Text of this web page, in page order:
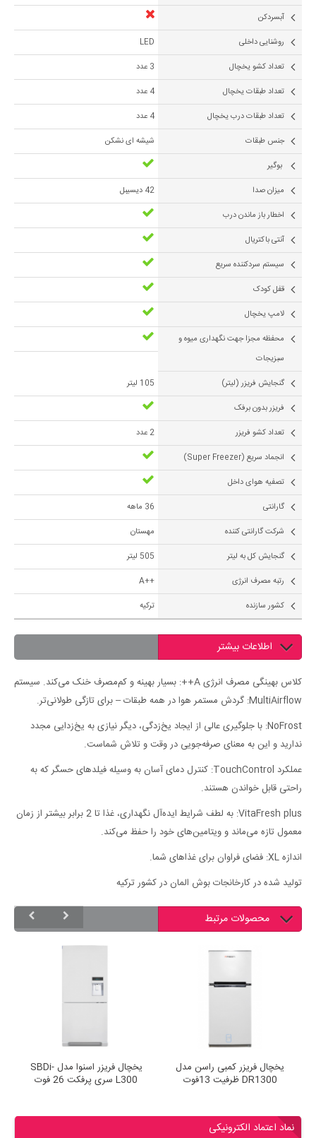
آبسردکن
روشنایی داخلی
LED
تعداد کشو یخچال
3 عدد
تعداد طبقات یخچال
4 عدد
تعداد طبقات درب یخچال
4 عدد
جنس طبقات
شیشه ای نشکن
بوگیر
ميزان صدا
42 دیسیبل
اخطار باز ماندن درب
آنتی باکتریال
سیستم سردکننده سریع
قفل کودک
لامپ یخچال
محفظه مجزا جهت نگهداری میوه و
سبزیجات
گنجايش فريزر (لیتر)
105 لیتر
فریزر بدون برفک
تعداد کشو فریزر
2 عدد
انجماد سریع (Super Freezer)
تصفیه هوای داخل
گارانتی
36 ماهه
شرکت گارانتی کننده
مهستان
گنجایش کل به لیتر
505 لیتر
رتبه مصرف انرژی
++A
کشور سازنده
ترکیه
اطلاعات بیشتر
کلاس بهینگی مصرف انرژی A++: بسیار بهینه و کم‌مصرف خنک می‌کند. سیستم
MultiAirflow: گردش مستمر هوا در همه طبقات – برای تازگی طولانی‌تر.
NoFrost: با جلوگیری عالی از ایجاد یخ‌زدگی، دیگر نیازی به یخ‌زدایی مجدد
ندارید و این به معنای صرفه‌جویی در وقت و تلاش شماست.
عملکرد TouchControl: کنترل دمای آسان به وسیله فیلدهای حسگر که به
راحتی قابل خواندن هستند.
VitaFresh plus: به لطف شرایط ایده‌آل نگهداری، غذا تا 2 برابر بیشتر از زمان
معمول تازه می‌ماند و ویتامین‌های خود را حفظ می‌کند.
اندازه XL: فضای فراوان برای غذاهای شما.
تولید شده در کارخانجات بوش المان در کشور ترکیه
محصولات مرتبط
L300 سری پرفکت 26 فوت
یخچال فریزر کمبی راسن مدل
DR1300 ظرفیت 13فوت
نماد اعتماد الکترونیکی